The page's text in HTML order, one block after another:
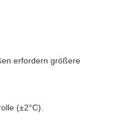
erfordern größere
(±2°C).